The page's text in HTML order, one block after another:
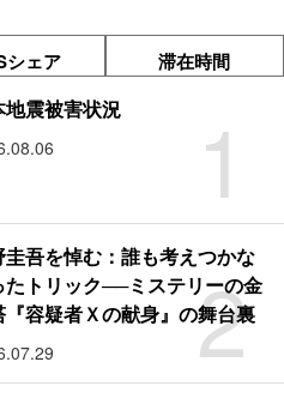
シェア 滞在時間
1
地震被害状況
2
圭吾を悼む：誰も考えつかな
たトリック──ミステリーの金
『容疑者Ｘの献身』の舞台裏